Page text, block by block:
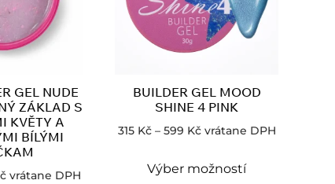
GEL NUDE
ZÁKLAD S
KVĚTY A
BÍLÝMI
vrátane DPH
BUILDER GEL MOOD
SHINE 4 PINK
315 Kč – 599 Kč vrátane DPH
Výber možností